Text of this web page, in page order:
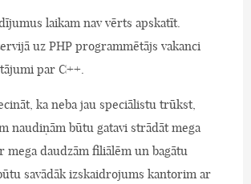
laikam nav vērts apskatīt.
uz PHP programmētājs vakanci
par C++.
ka neba jau speciālistu trūkst,
naudiņām būtu gatavi strādāt mega
mega daudzām filiālēm un bagātu
savādāk izskaidrojums kantorim ar